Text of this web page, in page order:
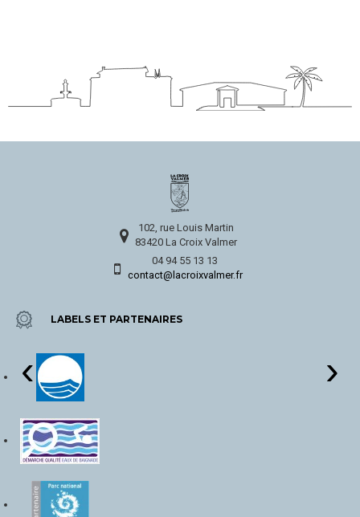
102, rue Louis Martin
83420 La Croix Valmer
04 94 55 13 13
contact@lacroixvalmer.fr
LABELS ET PARTENAIRES
‹ ›